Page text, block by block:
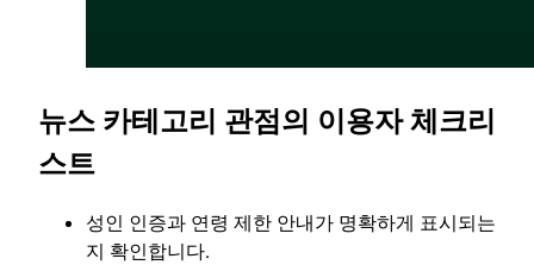
뉴스 카테고리 관점의 이용자 체크리
스트
성인 인증과 연령 제한 안내가 명확하게 표시되는
지 확인합니다.